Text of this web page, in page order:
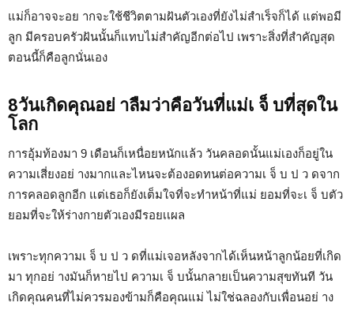
แม่ก็อาจจะอย ากจะใช้ชีวิตตามฝันตัวเองที่ยังไม่สำเร็จก็ได้ แต่พอมี
ลูก มีครอบครัวฝันนั้นก็แทบไม่สำคัญอีกต่อไป เพราะสิ่งที่สำคัญสุด
ตอนนี้ก็คือลูกนั่นเอง
8วันเกิดคุณอย่ าลืมว่าคือวันที่แม่เ จ็ บที่สุดใน
โลก
การอุ้มท้องมา 9 เดือนก็เหนื่อยหนักแล้ว วันคลอดนั้นแม่เองก็อยู่ใน
ความเสี่ยงอย่ างมากและไหนจะต้องอดทนต่อความเ จ็ บ ป ว ดจาก
การคลอดลูกอีก แต่เธอก็ยังเต็มใจที่จะทำหน้าที่แม่ ยอมที่จะเ จ็ บตัว
ยอมที่จะให้ร่างกายตัวเองมีรอยเเผล
เพราะทุกความเ จ็ บ ป ว ดที่แม่เจอหลังจากได้เห็นหน้าลูกน้อยที่เกิด
มา ทุกอย่ างมันก็หายไป ความเ จ็ บนั้นกลายเป็นความสุขทันที วัน
เกิดคุณคนที่ไม่ควรมองข้ามก็คือคุณแม่ ไม่ใช่ฉลองกับเพื่อนอย่ าง